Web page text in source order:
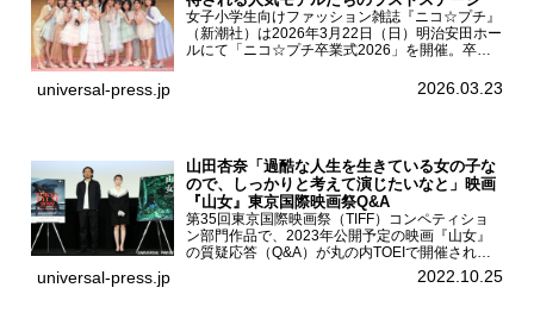
女子小学生向けファッション雑誌『ニコ☆プチ』
（新潮社）は2026年3月22日（日）明治安田ホー
ルにて「ニコ☆プチ卒業式2026」を開催。卒業
ん、末永ひなた、高梨琴乃、土井ありさ、藤田蒼
universal-press.jp 2026.03.23
山田杏奈「過酷な人生を生きている女の子な
ので、しっかりと考えて演じたいなと」映画
『山女』東京国際映画祭Q&A
第35回東京国際映画祭（TIFF）コンペティショ
ン部門作品で、2023年公開予定の映画『山女』
の質疑応答（Q&A）が丸の内TOEIで開催され、
主演を務めた女優の山田杏奈、監督の福永壮志が
登壇。本作について語った。映画『山女』第35
universal-press.jp 2022.10.25